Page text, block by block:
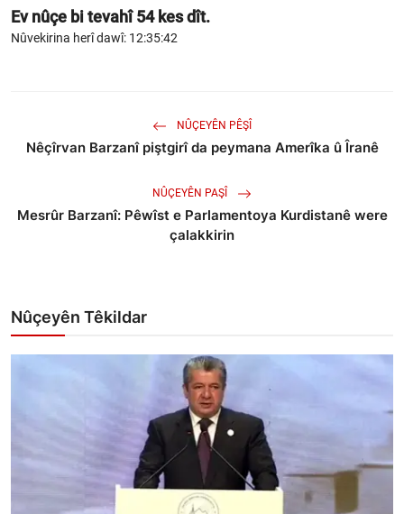
Ev nûçe bi tevahî54kes dît.
Nûvekirina herî dawî: 12:35:42
NÛÇEYÊN PÊŞÎ
Nêçîrvan Barzanî piştgirî da peymana Amerîka û Îranê
NÛÇEYÊN PAŞÎ
Mesrûr Barzanî: Pêwîst e Parlamentoya Kurdistanê were
çalakkirin
Nûçeyên Têkildar